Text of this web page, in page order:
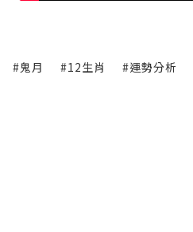
#鬼月 #12生肖 #運勢分析